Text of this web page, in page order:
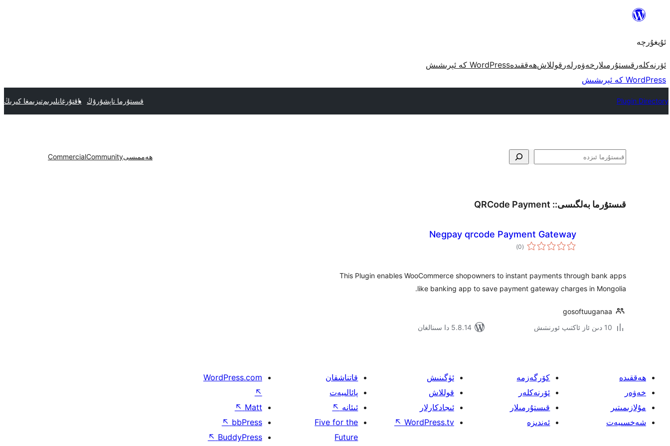
مەزمۇنغا
ئۇيغۇرچە
ئۆرنەكلەر قىستۇرمىلار خەۋەرلەر قوللاشھەققىدەWordPress كە ئېرىشىش
WordPress كە ئېرىشىش
Plugin Directory قىستۇرما تاپشۇرۇڭ ياقتۇرغانلىرىمتىزىمغا كىرىڭ
ئىزدە ھەممىسىCommunity
Commercial
قىستۇرما بەلگىسى:: QRCode Payment
Negpay qrcode Payment Gateway
(0 ئومۇمىي
دەرىجە
)
This Plugin enables WooCommerce shopowners to instant payments through bank apps
like banking app to save payment gateway charges in Mongolia.
gosoftuuganaa
10 دىن ئاز ئاكتىپ ئورنىتىش
5.8.14 دا سىنالغان
ھەققىدە
خەۋەر
مۇلازىمىتىر
شەخسىيەت
كۆرگەزمە
ئۆرنەكلەر
قىستۇرمىلار
ئەندىزە
ئۈگىنىش
قوللاش
ئىجادكارلار
WordPress.tv
↖
قاتناشقان
پائالىيەت
ئىئانە ↖
Five for the
Future
WordPress.com
↖
Matt
↖
bbPress
↖
BuddyPress
↖